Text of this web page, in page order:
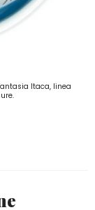
Itaca, linea